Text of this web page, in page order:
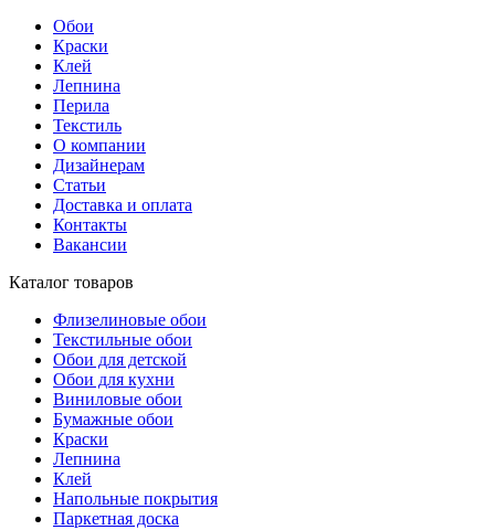
Обои
Краски
Клей
Лепнина
Перила
Текстиль
О компании
Дизайнерам
Статьи
Доставка и оплата
Контакты
Вакансии
Каталог товаров
Флизелиновые обои
Текстильные обои
Обои для детской
Обои для кухни
Виниловые обои
Бумажные обои
Краски
Лепнина
Клей
Напольные покрытия
Паркетная доска